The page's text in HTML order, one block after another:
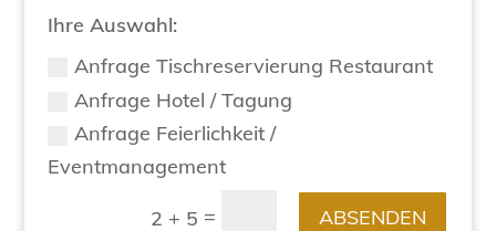
Ihre Auswahl:
Anfrage Tischreservierung Restaurant
Anfrage Hotel / Tagung
Anfrage Feierlichkeit /
Eventmanagement
2 + 5 = ABSENDEN